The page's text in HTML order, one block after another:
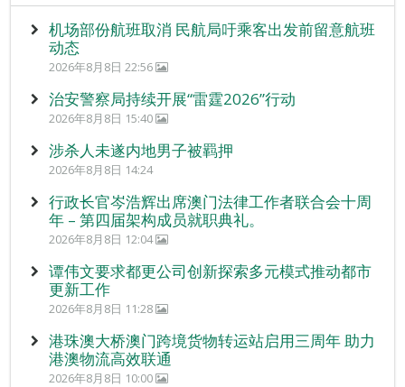
机场部份航班取消 民航局吁乘客出发前留意航班
动态
2026年8月8日 22:56
治安警察局持续开展“雷霆2026”行动
2026年8月8日 15:40
涉杀人未遂内地男子被羁押
2026年8月8日 14:24
行政长官岑浩辉出席澳门法律工作者联合会十周
年 – 第四届架构成员就职典礼。
2026年8月8日 12:04
谭伟文要求都更公司创新探索多元模式推动都市
更新工作
2026年8月8日 11:28
港珠澳大桥澳门跨境货物转运站启用三周年 助力
港澳物流高效联通
2026年8月8日 10:00